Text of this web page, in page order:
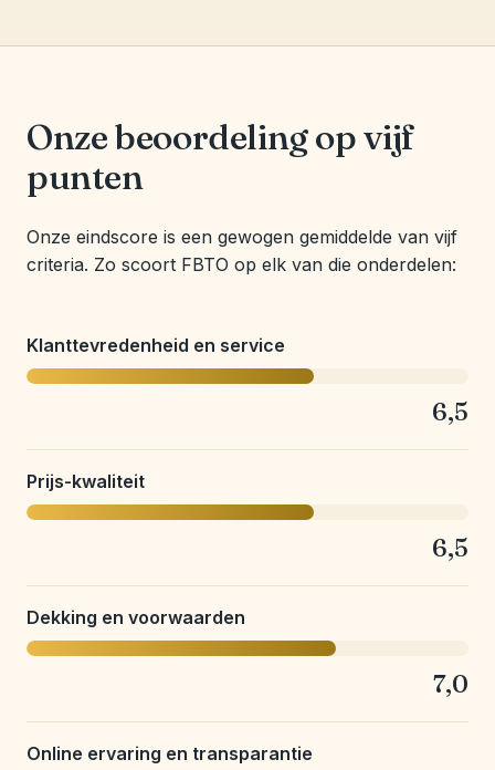
Onze beoordeling op vijf
punten
Onze eindscore is een gewogen gemiddelde van vijf
criteria. Zo scoort FBTO op elk van die onderdelen:
Klanttevredenheid en service
6,5
Prijs-kwaliteit
6,5
Dekking en voorwaarden
7,0
Online ervaring en transparantie